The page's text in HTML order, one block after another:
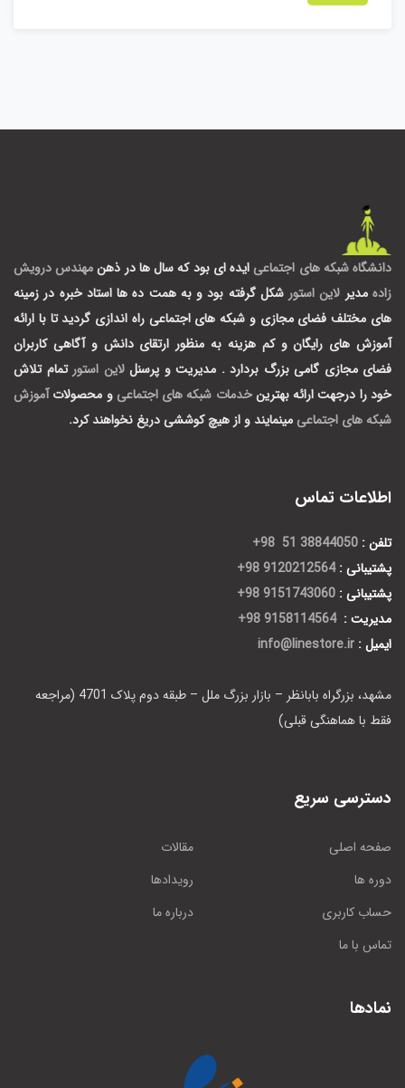
دانشگاه شبکه های اجتماعی ایده ای بود که سال ها در ذهنمهندس درویش
زاده مدیر لاین استور شکل گرفته بود و به همت ده ها استاد خبره در زمینه
های مختلف فضای مجازی و شبکه های اجتماعی راه اندازی گردید تا با ارائه
آموزش های رایگان و کم هزینه به منظور ارتقای دانش و آگاهی کاربران
فضای مجازی گامی بزرگ بردارد . مدیریت و پرسنللاین استور تمام تلاش
خود را درجهت ارائه بهترینخدمات شبکه های اجتماعی و محصولات آموزش
شبکه های اجتماعی مینمایند و از هیچ کوششی دریغ نخواهند کرد.
اطلاعات تماس
تلفن : 38844050 51 98+
پشتیبانی : 9120212564 98+
پشتیبانی : 9151743060 98+
مدیریت : 9158114564 98+
ایمیل : info@linestore.ir
مشهد، بزرگراه بابانظر – بازار بزرگ ملل – طبقه دوم پلاک 4701 (مراجعه
فقط با هماهنگی قبلی)
دسترسی سریع
صفحه اصلی
مقالات
دوره ها
رویدادها
حساب کاربری
درباره ما
تماس با ما
نمادها